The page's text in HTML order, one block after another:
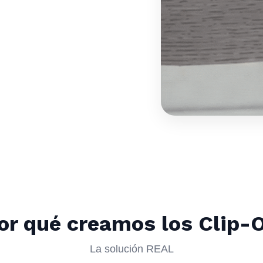
qué creamos los Clip-
La solución REAL